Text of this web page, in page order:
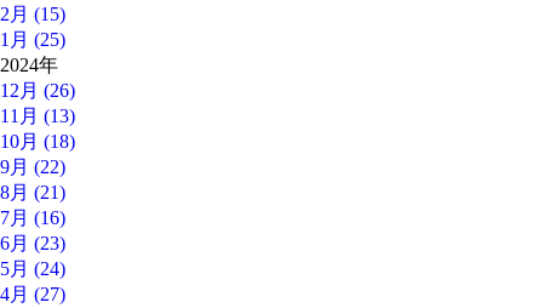
2月 (15)
1月 (25)
2024年
12月 (26)
11月 (13)
10月 (18)
9月 (22)
8月 (21)
7月 (16)
6月 (23)
5月 (24)
4月 (27)